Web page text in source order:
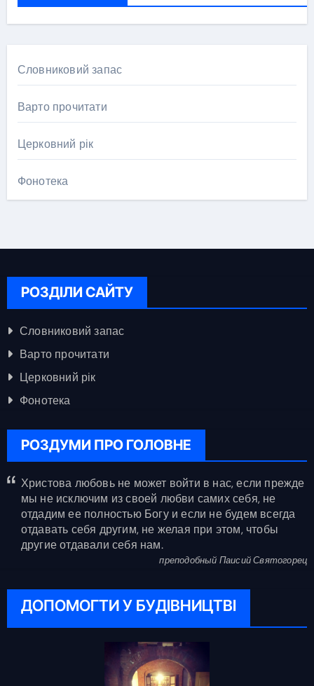
Словниковий запас
Варто прочитати
Церковний рік
Фонотека
РОЗДІЛИ САЙТУ
Словниковий запас
Варто прочитати
Церковний рік
Фонотека
РОЗДУМИ ПРО ГОЛОВНЕ
Христова любовь не может войти в нас, если прежде
мы не исключим из своей любви самих себя, не
отдадим ее полностью Богу и если не будем всегда
отдавать себя другим, не желая при этом, чтобы
другие отдавали себя нам.
преподобный Паисий Святогорец
ДОПОМОГТИ У БУДІВНИЦТВІ